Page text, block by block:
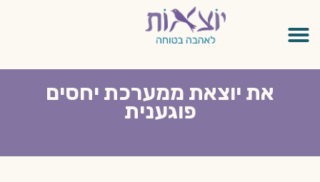
את יוצאת ממערכת יחסים
פוגענית